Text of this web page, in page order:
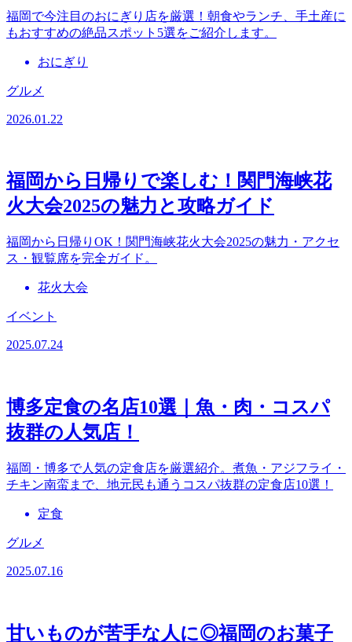
福岡で今注目のおにぎり店を厳選！朝食やランチ、手土産に
もおすすめの絶品スポット5選をご紹介します。
おにぎり
グルメ
2026.01.22
福岡から日帰りで楽しむ！関門海峡花
火大会2025の魅力と攻略ガイド
福岡から日帰りOK！関門海峡花火大会2025の魅力・アクセ
ス・観覧席を完全ガイド。
花火大会
イベント
2025.07.24
博多定食の名店10選｜魚・肉・コスパ
抜群の人気店！
福岡・博多で人気の定食店を厳選紹介。煮魚・アジフライ・
チキン南蛮まで、地元民も通うコスパ抜群の定食店10選！
定食
グルメ
2025.07.16
甘いものが苦手な人に◎福岡のお菓子